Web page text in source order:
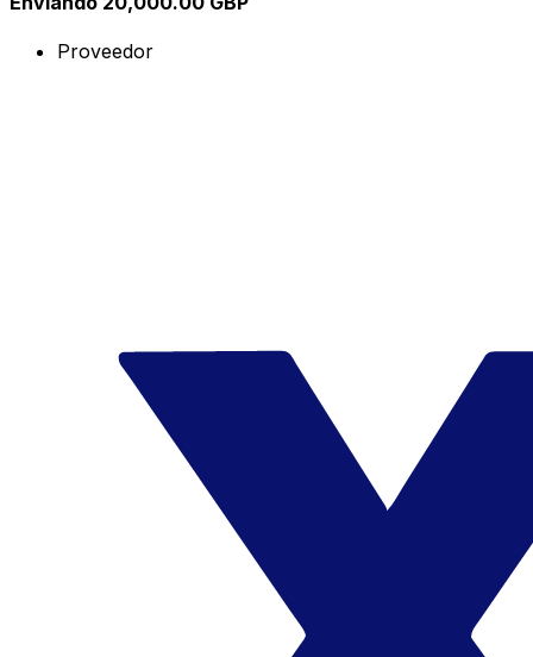
Proveedor